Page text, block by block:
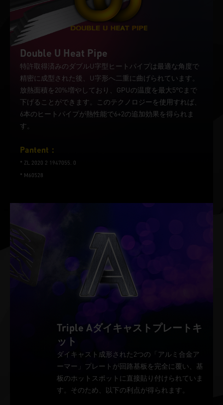
Double U Heat Pipe
特許取得済みのダブルU字型ヒートパイプは最適な角度で
精密に成型された後、U字形へ二重に曲げられています。
放熱面積を20%増やしており、GPUの温度を最大5°Cまで
下げることができます。このテクノロジーを使用すれば、
6本のヒートパイプが熱性能で6+2の追加効果を得られま
す。
Pantent：
* ZL 2020 2 1947055. 0
* M60528
Triple Aダイキャストプレートキ
ット
ダイキャスト成形された2つの「アルミ合金ア
ーマー」プレートが回路基板を完全に覆い、基
板のホットスポットに直接貼り付けられていま
す。そのため、以下の利点が得られます。